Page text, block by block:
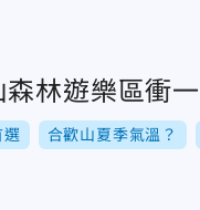
森林遊樂區衝
選 合歡山夏季氣溫？